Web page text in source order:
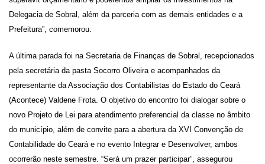
Delegacia de Sobral, além da parceria com as demais entidades e a
Prefeitura”, comemorou.
A última parada foi na Secretaria de Finanças de Sobral, recepcionados
pela secretária da pasta Socorro Oliveira e acompanhados da
representante da Associação dos Contabilistas do Estado do Ceará
(Acontece) Valdene Frota . O objetivo do encontro foi dialogar sobre o
novo Projeto de Lei para atendimento preferencial da classe no âmbito
do município, além de convite para a abertura da XVI Convenção de
Contabilidade do Ceará e no evento Integrar e Desenvolver, ambos
ocorrerão neste semestre. “Será um prazer participar”, assegurou